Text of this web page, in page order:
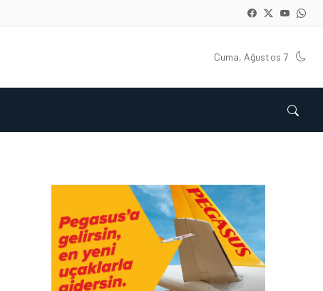
Cuma, Ağustos 7
KARGO • 05 AĞU 2026
KARGO GELIRLERINDEKI
‘LÜK BÜYÜMENIN TEMEL
SEBEPLERI NELERDIR?